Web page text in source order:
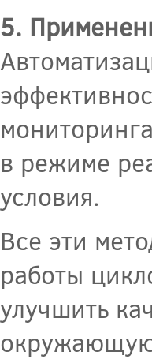
5.
в режиме
условия.
Все эти
работы
улучшить